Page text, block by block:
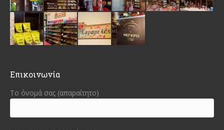
Επικοινωνία
Το όνομά σας (απαραίτητο)